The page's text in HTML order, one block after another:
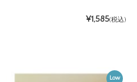
¥1,585(税込)
Low